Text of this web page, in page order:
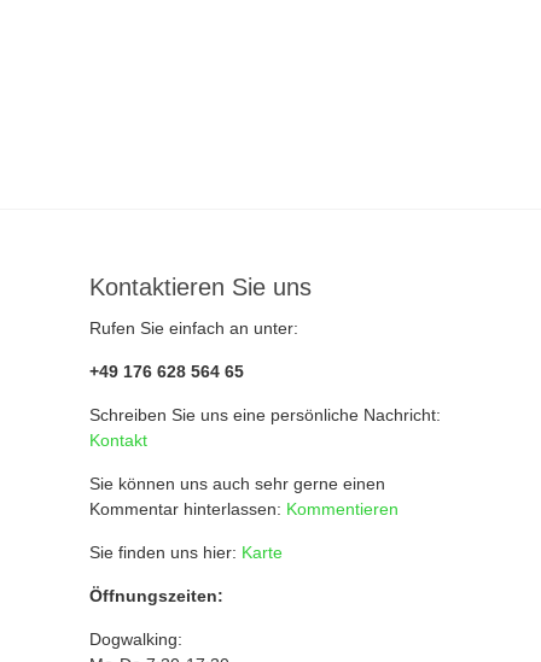
Kontaktieren Sie uns
Rufen Sie einfach an unter:
+49 176 628 564 65
Schreiben Sie uns eine persönliche Nachricht:
Kontakt
Sie können uns auch sehr gerne einen
Kommentar hinterlassen: Kommentieren
Sie finden uns hier: Karte
Öffnungszeiten:
Dogwalking: